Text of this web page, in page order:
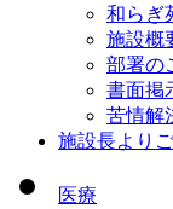
和らぎ
施設概
部署の
書面掲
苦情解
施設長より
医療